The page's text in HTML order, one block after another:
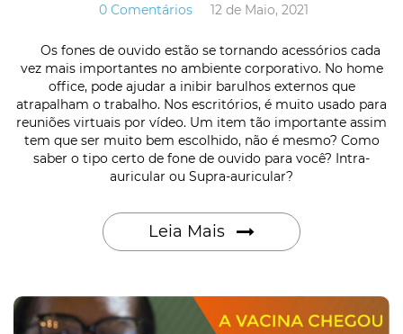
0 Comentários 12 de Maio, 2021
Os fones de ouvido estão se tornando acessórios cada
vez mais importantes no ambiente corporativo. No home
office, pode ajudar a inibir barulhos externos que
atrapalham o trabalho. Nos escritórios, é muito usado para
reuniões virtuais por vídeo. Um item tão importante assim
tem que ser muito bem escolhido, não é mesmo? Como
saber o tipo certo de fone de ouvido para você? Intra-
auricular ou Supra-auricular?
Leia Mais